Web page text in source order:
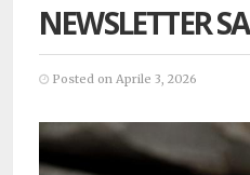
NEWSLETTER
Posted on Aprile 3, 2026